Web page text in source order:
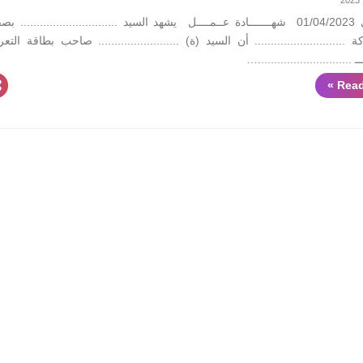
تونس في 01/04/2023 ​ شهـــــــادة عــمــــل ​ يشهد السيد ..............................
............................ أن السيد (ة) ......................... صاحب بطاقة
.............................…